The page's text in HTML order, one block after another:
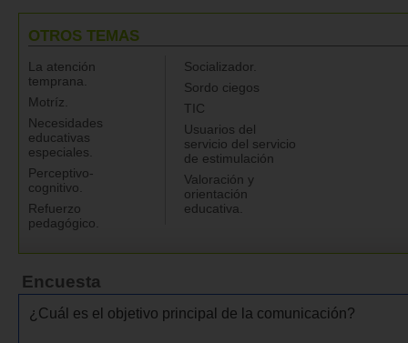
OTROS TEMAS
La atención
temprana.
Motríz.
Necesidades
educativas
especiales.
Perceptivo-
cognitivo.
Refuerzo
pedagógico.
Socializador.
Sordo ciegos
TIC
Usuarios del
servicio del servicio
de estimulación
Valoración y
orientación
educativa.
Encuesta
¿Cuál es el objetivo principal de la comunicación?